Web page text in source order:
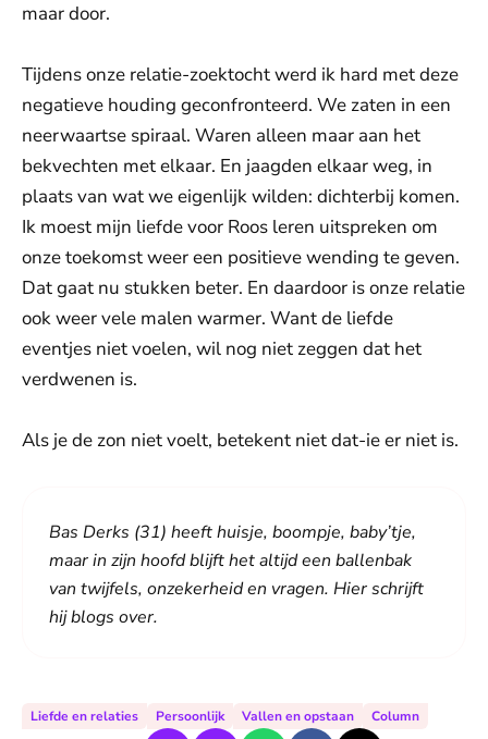
maar door.
Tijdens onze relatie-zoektocht werd ik hard met deze
negatieve houding geconfronteerd. We zaten in een
neerwaartse spiraal. Waren alleen maar aan het
bekvechten met elkaar. En jaagden elkaar weg, in
plaats van wat we eigenlijk wilden: dichterbij komen.
Ik moest mijn liefde voor Roos leren uitspreken om
onze toekomst weer een positieve wending te geven.
Dat gaat nu stukken beter. En daardoor is onze relatie
ook weer vele malen warmer. Want de liefde
eventjes niet voelen, wil nog niet zeggen dat het
verdwenen is.
Als je de zon niet voelt, betekent niet dat-ie er niet is.
Bas Derks (31) heeft huisje, boompje, baby’tje,
maar in zijn hoofd blijft het altijd een ballenbak
van twijfels, onzekerheid en vragen. Hier schrijft
hij blogs over.
Liefde en relaties Persoonlijk Vallen en opstaan Column